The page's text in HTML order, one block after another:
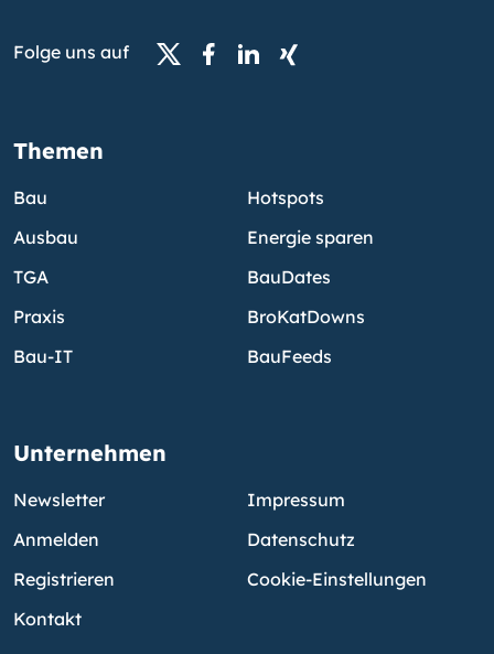
Folge uns auf
Themen
Bau
Ausbau
TGA
Praxis
Bau-IT
Hotspots
Energie sparen
BauDates
BroKatDowns
BauFeeds
Unternehmen
Newsletter
Anmelden
Registrieren
Kontakt
Impressum
Datenschutz
Cookie-Einstellungen